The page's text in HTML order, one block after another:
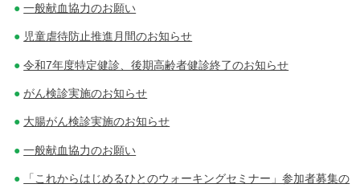
一般献血協力のお願い
児童虐待防止推進月間のお知らせ
令和7年度特定健診、後期高齢者健診終了のお知らせ
がん検診実施のお知らせ
大腸がん検診実施のお知らせ
一般献血協力のお願い
「これからはじめるひとのウォーキングセミナー」参加者募集の